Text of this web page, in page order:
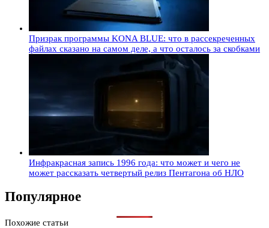
Призрак программы KONA BLUE: что в рассекреченных
файлах сказано на самом деле, а что осталось за скобками
Инфракрасная запись 1996 года: что может и чего не
может рассказать четвертый релиз Пентагона об НЛО
Популярное
Похожие статьи